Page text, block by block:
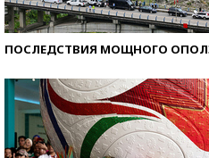
ПОСЛЕДСТВИЯ МОЩНОГО